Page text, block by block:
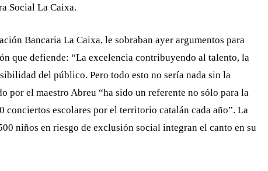
Social La Caixa.
Bancaria La Caixa, le sobraban ayer argumentos para
que defiende: “La excelencia contribuyendo al talento, la
del público. Pero todo esto no sería nada sin la
por el maestro Abreu “ha sido un referente no sólo para la
conciertos escolares por el territorio catalán cada año”. La
niños en riesgo de exclusión social integran el canto en su